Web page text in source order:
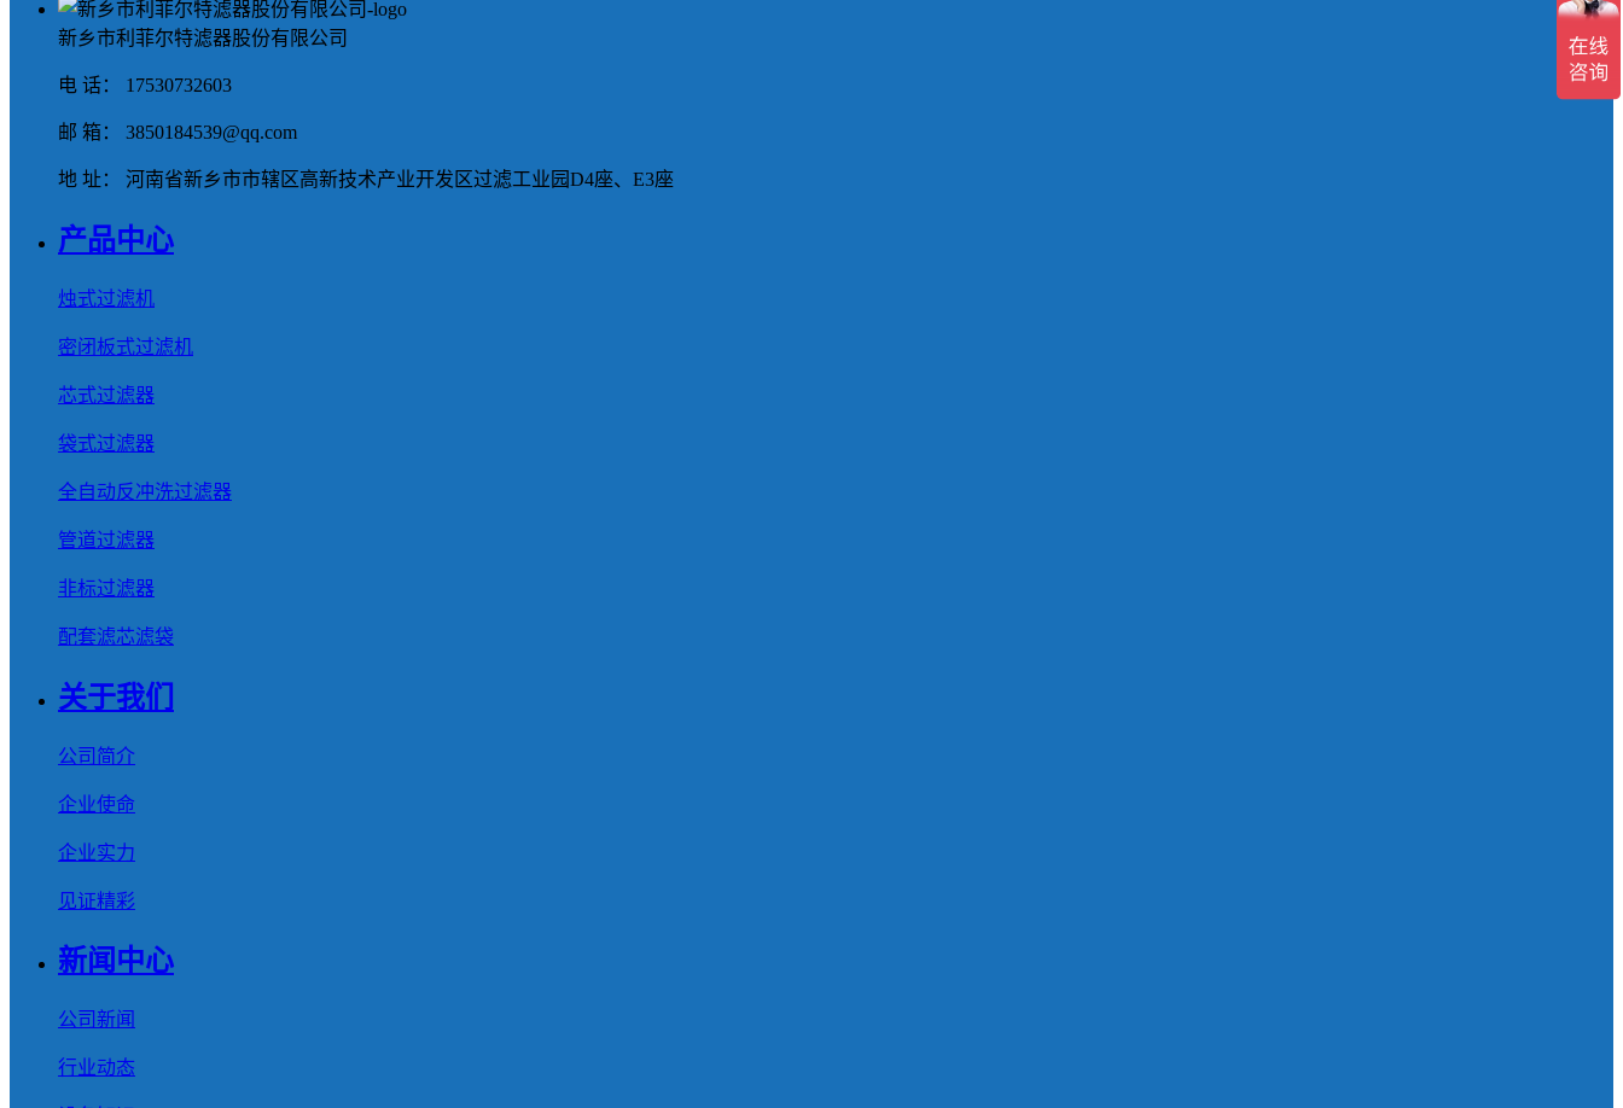
新乡市利菲尔特滤器股份有限公司
电 话： 17530732603
邮 箱： 3850184539@qq.com
地 址： 河南省新乡市市辖区高新技术产业开发区过滤工业园D4座、E3座
产品中心
烛式过滤机
密闭板式过滤机
芯式过滤器
袋式过滤器
全自动反冲洗过滤器
管道过滤器
非标过滤器
配套滤芯滤袋
关于我们
公司简介
企业使命
企业实力
见证精彩
新闻中心
公司新闻
行业动态